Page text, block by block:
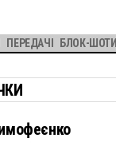
ПЕРЕДАЧІ БЛОК-ШОТИ